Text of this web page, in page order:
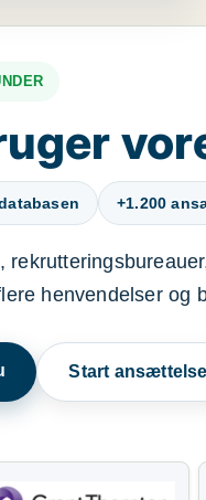
+1.200
henvendelser og
Start